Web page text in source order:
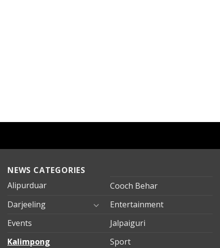
NEWS CATEGORIES
Alipurduar
Cooch Behar
Darjeeling
Entertainment
Events
Jalpaiguri
Kalimpong
Sport